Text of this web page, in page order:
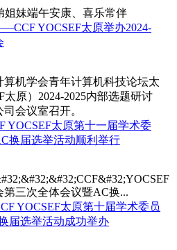
姐妹端午安康、喜乐常伴
YOCSEF太原举办2024-
算机学会青年计算机科技论坛太
太原）2024-2025内部选题研讨
会议室召开。
YOCSEF太原第十一届学术委
换届选举活动顺利举行
三次全体会议暨AC换...
YOCSEF太原第十届学术委员
届选举活动成功举办